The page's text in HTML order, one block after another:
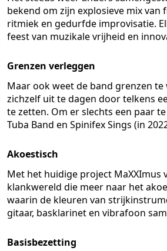
bekend om zijn explosieve mix van
ritmiek en gedurfde improvisatie.
feest van muzikale vrijheid en
Grenzen verleggen
Maar ook weet de band grenzen te
zichzelf uit te dagen door telkens
te zetten. Om er slechts een paar
Tuba Band en Spinifex Sings (in
Akoestisch
Met het huidige project MaXXImus
klankwereld die meer naar het
waarin de kleuren van
gitaar, basklarinet en vibrafoon
Basisbezetting